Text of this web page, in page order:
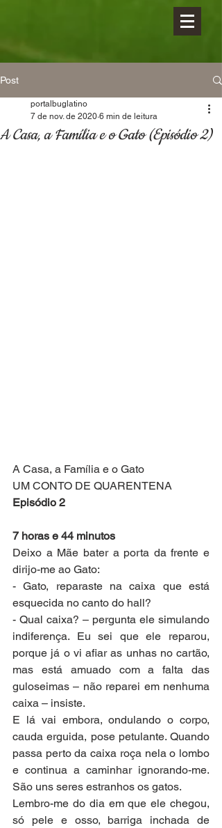
Post
A Casa, a Família e o Gato (Episódio 2)
portalbuglatino
7 de nov. de 2020 6 min de leitura
A Casa, a Família e o Gato
UM CONTO DE QUARENTENA
Episódio 2
7 horas e 44 minutos
Deixo a Mãe bater a porta da frente e
dirijo-me ao Gato:
- Gato, reparaste na caixa que está
esquecida no canto do hall?
- Qual caixa? – pergunta ele simulando
indiferença. Eu sei que ele reparou,
porque já o vi afiar as unhas no cartão,
mas está amuado com a falta das
guloseimas – não reparei em nenhuma
caixa – insiste.
E lá vai embora, ondulando o corpo,
cauda erguida, pose petulante. Quando
passa perto da caixa roça nela o lombo
e continua a caminhar ignorando-me.
São uns seres estranhos os gatos.
Lembro-me do dia em que ele chegou,
só pele e osso, barriga inchada de